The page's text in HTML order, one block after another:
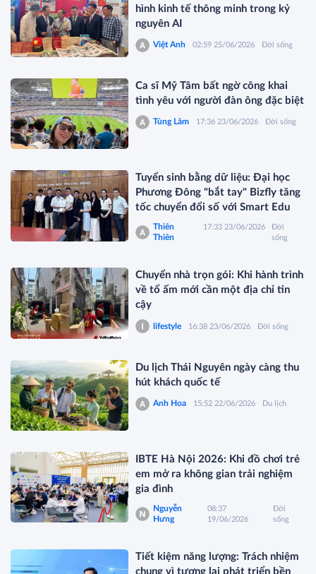
hình kinh tế thông minh trong kỷ
nguyên AI
Việt Anh 02:59 25/06/2026 Đời sống
Ca sĩ Mỹ Tâm bất ngờ công khai
tình yêu với người đàn ông đặc biệt
Tùng Lâm 17:36 23/06/2026 Đời sống
Tuyển sinh bằng dữ liệu: Đại học
Phương Đông "bắt tay" Bizfly tăng
tốc chuyển đổi số với Smart Edu
Thiên
Thiên
17:33 23/06/2026
Đời
sống
Chuyển nhà trọn gói: Khi hành trình
về tổ ấm mới cần một địa chỉ tin
cậy
lifestyle 16:38 23/06/2026 Đời sống
Du lịch Thái Nguyên ngày càng thu
hút khách quốc tế
Anh Hoa 15:52 22/06/2026 Du lịch
IBTE Hà Nội 2026: Khi đồ chơi trẻ
em mở ra không gian trải nghiệm
gia đình
Nguyễn
Hưng
08:37
19/06/2026
Đời
sống
Tiết kiệm năng lượng: Trách nhiệm
chung vì tương lai phát triển bền